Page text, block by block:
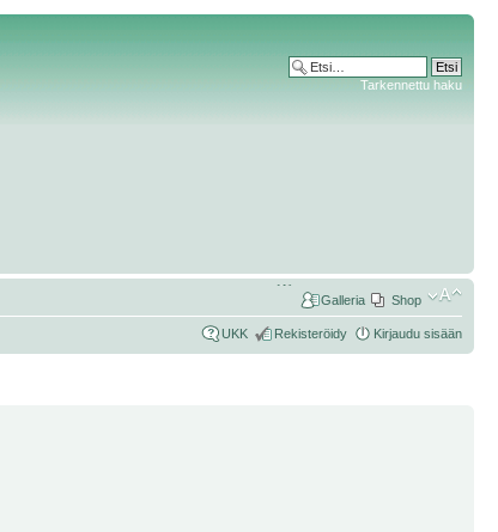
Tarkennettu haku
Shop
Galleria
UKK Rekisteröidy Kirjaudu sisään